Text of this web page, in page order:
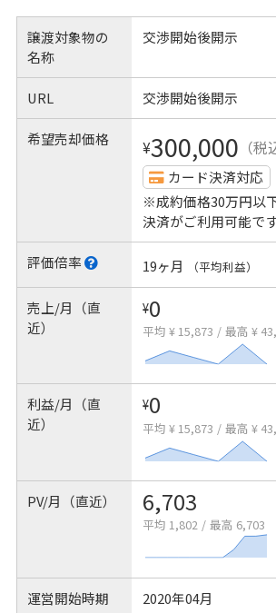
譲渡対象物の
名称
交渉開始後開示
URL 交渉開始後開示
希望売却価格 ¥300,000 （税
カード決済対応
※成約価格30万円以
決済がご利用可能で
評価倍率 19ヶ月 （平均利益）
売上/月（直
近）
¥0
平均 ¥ 15,873 / 最高 ¥
利益/月（直
近）
¥0
平均 ¥ 15,873 / 最高 ¥
PV/月（直近） 6,703
平均 1,802 / 最高 6,703
運営開始時期 2020年04月